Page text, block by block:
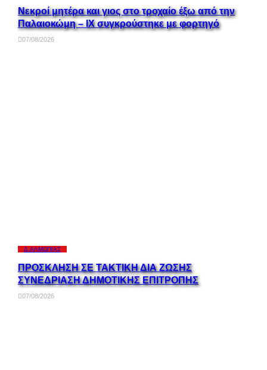
Νεκροί μητέρα και γιος στο τροχαίο έξω από την
Παλαιοκώμη – ΙΧ συγκρούστηκε με φορτηγό
07/08/2026
Δ.ΑΛΜΩΠΊΑΣ
ΠΡΟΣΚΛΗΣΗ ΣΕ ΤΑΚΤΙΚΗ ΔΙΑ ΖΩΣΗΣ
ΣΥΝΕΔΡΙΑΣΗ ΔΗΜΟΤΙΚΗΣ ΕΠΙΤΡΟΠΗΣ
07/08/2026